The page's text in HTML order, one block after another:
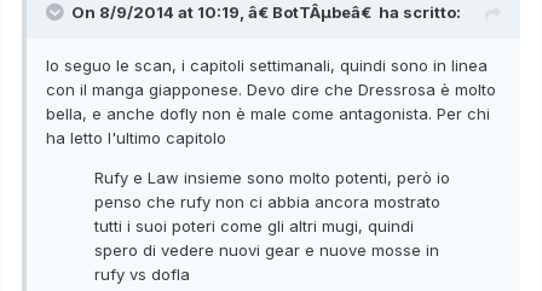
On 8/9/2014 at 10:19, â€ BotTÂµbeâ€ ha scritto:
Io seguo le scan, i capitoli settimanali, quindi sono in linea
con il manga giapponese. Devo dire che Dressrosa è molto
bella, e anche dofly non è male come antagonista. Per chi
ha letto l'ultimo capitolo
Rufy e Law insieme sono molto potenti, però io
penso che rufy non ci abbia ancora mostrato
tutti i suoi poteri come gli altri mugi, quindi
spero di vedere nuovi gear e nuove mosse in
rufy vs dofla